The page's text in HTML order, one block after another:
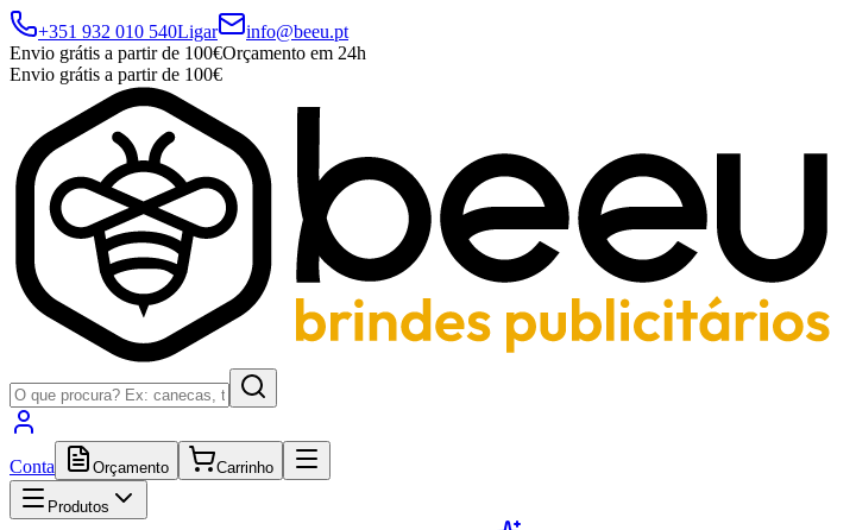
+351 932 010 540Ligar
info@beeu.pt
Envio grátis a partir de 100€Orçamento em 24h
Envio grátis a partir de 100€
Conta Orçamento Carrinho
Produtos